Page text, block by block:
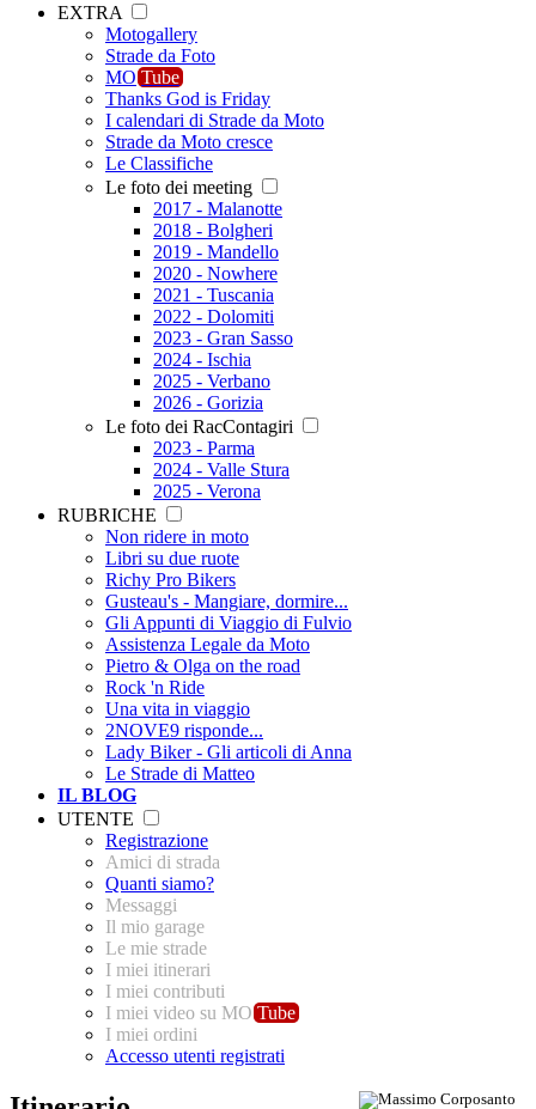
EXTRA
Motogallery
Strade da Foto
MO Tube
Thanks God is Friday
I calendari di Strade da Moto
Strade da Moto cresce
Le Classifiche
Le foto dei meeting
2017 - Malanotte
2018 - Bolgheri
2019 - Mandello
2020 - Nowhere
2021 - Tuscania
2022 - Dolomiti
2023 - Gran Sasso
2024 - Ischia
2025 - Verbano
2026 - Gorizia
Le foto dei RacContagiri
2023 - Parma
2024 - Valle Stura
2025 - Verona
RUBRICHE
Non ridere in moto
Libri su due ruote
Richy Pro Bikers
Gusteau's - Mangiare, dormire...
Gli Appunti di Viaggio di Fulvio
Assistenza Legale da Moto
Pietro & Olga on the road
Rock 'n Ride
Una vita in viaggio
2NOVE9 risponde...
Lady Biker - Gli articoli di Anna
Le Strade di Matteo
IL BLOG
UTENTE
Registrazione
Amici di strada
Quanti siamo?
Messaggi
Il mio garage
Le mie strade
I miei itinerari
I miei contributi
I miei video su MO Tube
I miei ordini
Accesso utenti registrati